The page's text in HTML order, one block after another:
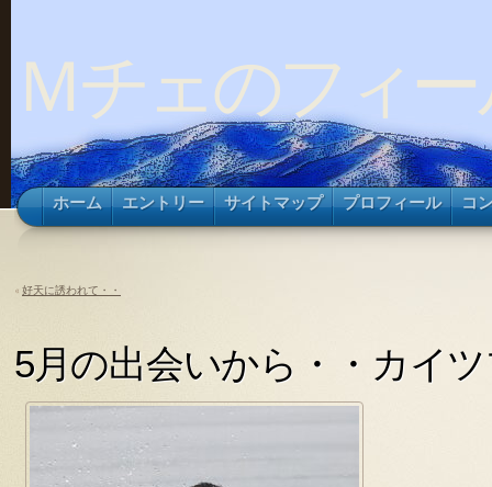
Ｍチェのフィ
ホーム エントリー サイトマップ プロフィール コ
« 好天に誘われて・・
5月の出会いから・・カイ